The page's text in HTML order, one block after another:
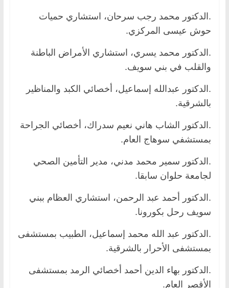
.الدكتور محمد رجب سرحان، استشاري حميات
حوش عيسى المركزي.
.الدكتور محمد يسري، استشاري الأمراض الباطنة
والقلب في بني سويف.
.الدكتور عبدالله إسماعيل، أخصائي الكبد والمناظير
بالشرقية.
.الدكتور الشاب هاني نعيم سدراك، أخصائي الجراحة
بمستشفي سوهاج العام.
.الدكتور سمير محمد مدني، مدير التأمين الصحي
لجامعة حلوان سابقا.
.الدكتور أحمد عبد الرحمن، استشاري العظام ببني
سويف رحل بكورونا.
.الدكتور عبد الله محمد إسماعيل، الطبيب بمستشفى
بمستشفى الأحرار بالشرقية.
.الدكتور بهاء الدين أحمد أخصائي الرمد بمستشفى
الأقصر العام.